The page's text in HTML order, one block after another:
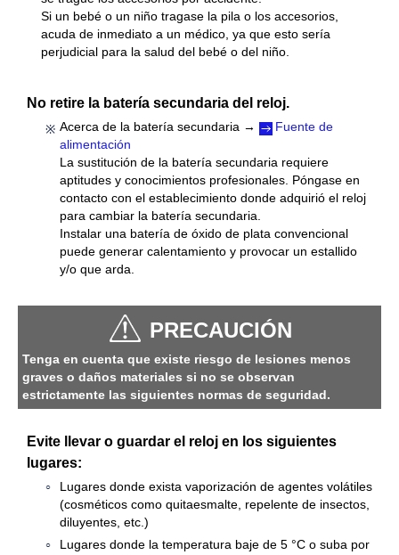
Si un bebé o un niño tragase la pila o los accesorios,
acuda de inmediato a un médico, ya que esto sería
perjudicial para la salud del bebé o del niño.
No retire la batería secundaria del reloj.
Acerca de la batería secundaria →
Fuente de
alimentación
La sustitución de la batería secundaria requiere
aptitudes y conocimientos profesionales. Póngase en
contacto con el establecimiento donde adquirió el reloj
para cambiar la batería secundaria.
Instalar una batería de óxido de plata convencional
puede generar calentamiento y provocar un estallido
y/o que arda.
PRECAUCIÓN
Tenga en cuenta que existe riesgo de lesiones menos
graves o daños materiales si no se observan
estrictamente las siguientes normas de seguridad.
Evite llevar o guardar el reloj en los siguientes
lugares:
Lugares donde exista vaporización de agentes volátiles
(cosméticos como quitaesmalte, repelente de insectos,
diluyentes, etc.)
Lugares donde la temperatura baje de 5 °C o suba por